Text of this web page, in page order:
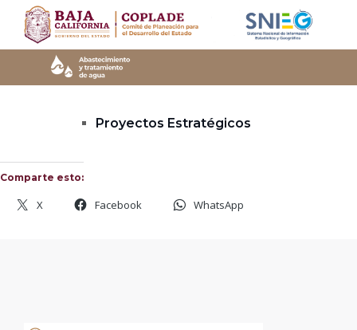
Skip
content
Proyectos Estratégicos
Comparte esto:
X Facebook WhatsApp